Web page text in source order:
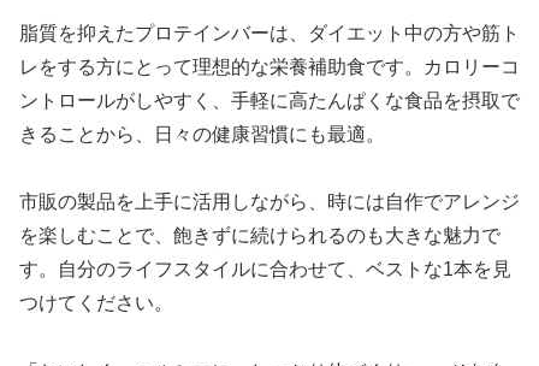
脂質を抑えたプロテインバーは、ダイエット中の方や筋ト
レをする方にとって理想的な栄養補助食です。カロリーコ
ントロールがしやすく、手軽に高たんぱくな食品を摂取で
きることから、日々の健康習慣にも最適。
市販の製品を上手に活用しながら、時には自作でアレンジ
を楽しむことで、飽きずに続けられるのも大きな魅力で
す。自分のライフスタイルに合わせて、ベストな1本を見
つけてください。